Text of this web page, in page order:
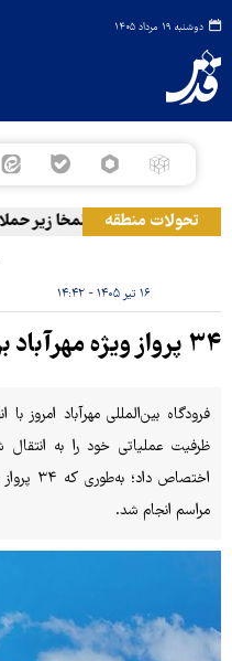
دوشنبه ۱۹ مرداد ۱۴۰۵
تحولات منطقه المخا زیر حملات
۱۶ تیر ۱۴۰۵ - ۱۴:۴۲
۳۴ پرواز ویژه مهرآباد برای اعزام زائران به مشهد
ظرفیت عملیاتی خود را به
اختصاص
مراسم انجام شد.